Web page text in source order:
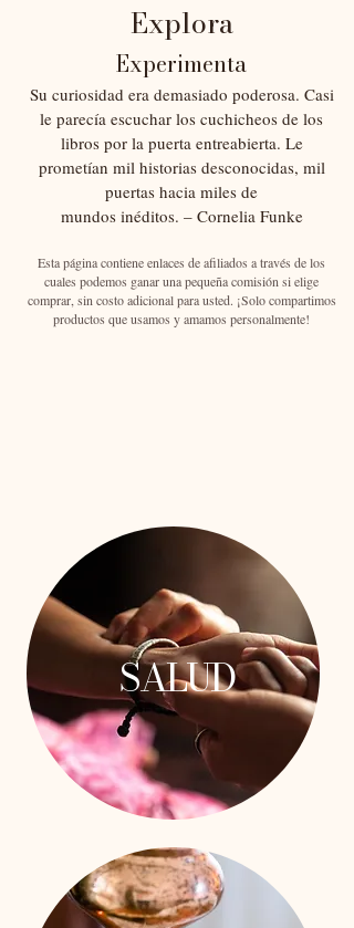
Explora
Experimenta
Su curiosidad era demasiado poderosa. Casi
le parecía escuchar los cuchicheos de los
libros por la puerta entreabierta. Le
prometían mil historias desconocidas, mil
puertas hacia miles de
mundos inéditos. – Cornelia Funke
Esta página contiene enlaces de afiliados a través de los
cuales podemos ganar una pequeña comisión si elige
comprar, sin costo adicional para usted. ¡Solo compartimos
productos que usamos y amamos personalmente!
SALUD